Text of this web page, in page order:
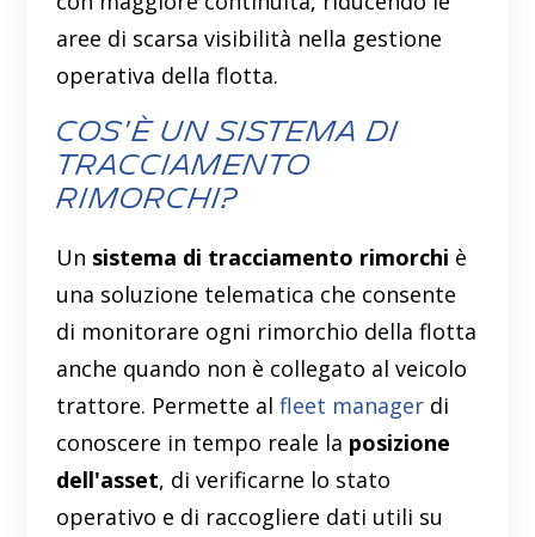
aree di scarsa visibilità nella gestione
operativa della flotta.
Cos'è un sistema di
tracciamento
rimorchi?
Un sistema di tracciamento rimorchi è
una soluzione telematica che consente
di monitorare ogni rimorchio della flotta
anche quando non è collegato al veicolo
trattore. Permette alfleet manager di
conoscere in tempo reale la posizione
dell'asset, di verificarne lo stato
operativo e di raccogliere dati utili su